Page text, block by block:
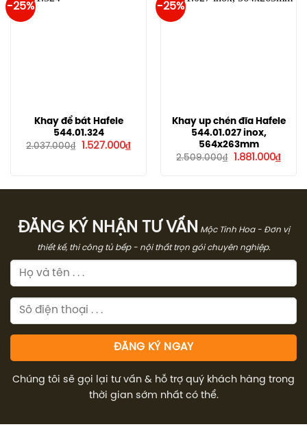
-25%
Khay để bát Hafele
544.01.324
2.037.000₫
Giá
1.527.000₫Giá
hiện
-25%
Khay up chén đĩa Hafele
544.01.027 inox,
564x263mm
2.509.000₫
Giá
1.881.000₫Giá
hiện
ĐĂNG KÝ NHẬN TƯ VẤN Mộc Tinh Hoa - Đơn vị
thiết kế, thi công tủ bếp - nội thất trọn gói chuyên nghiệp.
Chúng tôi sẽ gọi lại tư vấn & hỗ trợ quý khách hàng trong
thời gian sớm nhất có thể.